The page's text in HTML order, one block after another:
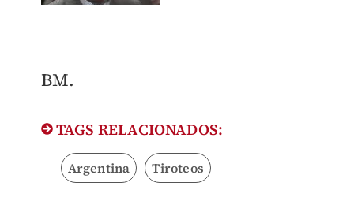
BM.
TAGS RELACIONADOS:
Argentina Tiroteos